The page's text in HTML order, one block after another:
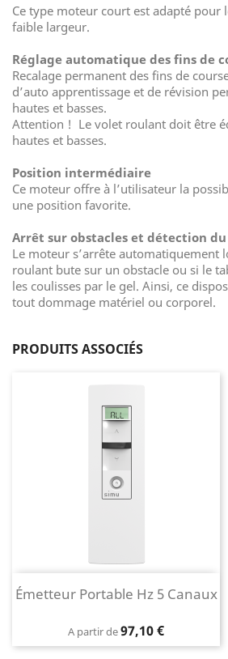
Ce type moteur court est adapté pour
faible largeur.
Réglage automatique des fins de
Recalage permanent des fins de
d’auto apprentissage et de révision
hautes et basses.
Attention ! Le volet roulant doit être
hautes et basses.
Position intermédiaire
Ce moteur offre à l’utilisateur la
une position favorite.
Arrêt sur obstacles et détection
Le moteur s’arrête automatiquement
roulant bute sur un obstacle ou si le
les coulisses par le gel. Ainsi, ce
tout dommage matériel ou corporel.
PRODUITS ASSOCIÉS
Émetteur Portable Hz 5 Canaux
A partir dePrix
97,10 €